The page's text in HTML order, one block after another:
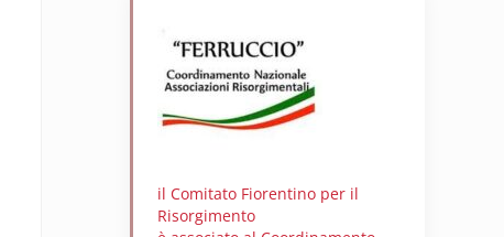
il Comitato Fiorentino per il
Risorgimento